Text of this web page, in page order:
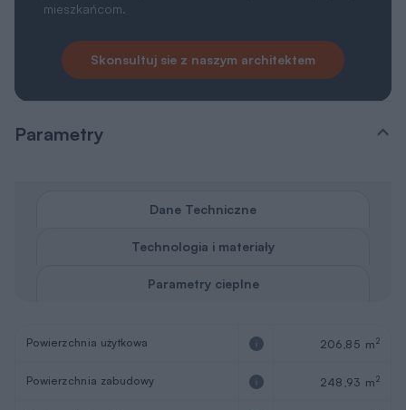
mieszkańcom.
Skonsultuj sie z naszym architektem
Parametry
Dane Techniczne
Technologia i materiały
Parametry cieplne
Powierzchnia użytkowa 206,85 m2
Powierzchnia zabudowy 248,93 m2